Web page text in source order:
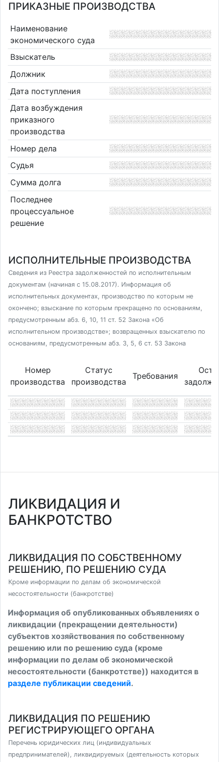
ПРИКАЗНЫЕ ПРОИЗВОДСТВА
Наименование
экономического суда
Взыскатель
Должник
Дата поступления
Дата возбуждения
приказного
производства
Номер дела
Судья
Сумма долга
Последнее
процессуальное
решение
ИСПОЛНИТЕЛЬНЫЕ ПРОИЗВОДСТВА
Сведения из Реестра задолженностей по исполнительным
документам (начиная с 15.08.2017). Информация об
исполнительных документах, производство по которым не
окончено; взыскание по которым прекращено по основаниям,
предусмотренным абз. 6, 10, 11 ст. 52 Закона «Об
исполнительном производстве»; возвращенных взыскателю по
основаниям, предусмотренным абз. 3, 5, 6 ст. 53 Закона
Номер
производства
Статус
производства
Требования
ЛИКВИДАЦИЯ И
БАНКРОТСТВО
ЛИКВИДАЦИЯ ПО СОБСТВЕННОМУ
РЕШЕНИЮ, ПО РЕШЕНИЮ СУДА
Кроме информации по делам об экономической
несостоятельности (банкротстве)
Информация об опубликованных объявлениях о
ликвидации (прекращении деятельности)
субъектов хозяйствования по собственному
решению или по решению суда (кроме
информации по делам об экономической
несостоятельности (банкротстве)) находится в
разделе публикации сведений.
ЛИКВИДАЦИЯ ПО РЕШЕНИЮ
РЕГИСТРИРУЮЩЕГО ОРГАНА
Перечень юридических лиц (индивидуальных
предпринимателей), ликвидируемых (деятельность которых